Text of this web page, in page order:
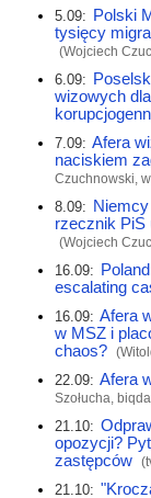
5.09: Polski
tysięcy
(Wojciech
6.09:
wizowych
7.09: Afera
naciskiem
Czuchnowski,
8.09:
rzecznik PiS
(Wojciech
16.09:
escalating
16.09: Afera
w MSZ i
chaos?
22.09: Afera
Szołucha,
21.10:
opozycji?
zastępców (
21.10: